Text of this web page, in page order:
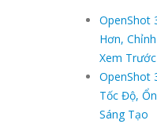
OpenShot
Hơn,
Xem
OpenShot
Tốc Độ,
Sáng Tạo